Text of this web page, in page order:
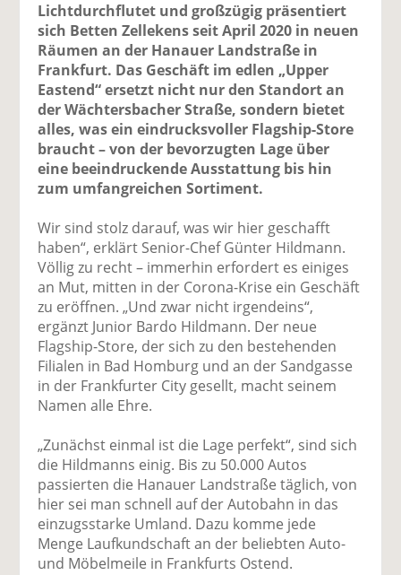
Lichtdurchflutet und großzügig präsentiert
sich Betten Zellekens seit April 2020 in neuen
Räumen an der Hanauer Landstraße in
Frankfurt. Das Geschäft im edlen „Upper
Eastend“ ersetzt nicht nur den Standort an
der Wächtersbacher Straße, sondern bietet
alles, was ein eindrucksvoller Flagship-Store
braucht – von der bevorzugten Lage über
eine beeindruckende Ausstattung bis hin
zum umfangreichen Sortiment.
Wir sind stolz darauf, was wir hier geschafft
haben“, erklärt Senior-Chef Günter Hildmann.
Völlig zu recht – immerhin erfordert es einiges
an Mut, mitten in der Corona-Krise ein Geschäft
zu eröffnen. „Und zwar nicht irgendeins“,
ergänzt Junior Bardo Hildmann. Der neue
Flagship-Store, der sich zu den bestehenden
Filialen in Bad Homburg und an der Sandgasse
in der Frankfurter City gesellt, macht seinem
Namen alle Ehre.
„Zunächst einmal ist die Lage perfekt“, sind sich
die Hildmanns einig. Bis zu 50.000 Autos
passierten die Hanauer Landstraße täglich, von
hier sei man schnell auf der Autobahn in das
einzugsstarke Umland. Dazu komme jede
Menge Laufkundschaft an der beliebten Auto-
und Möbelmeile in Frankfurts Ostend.